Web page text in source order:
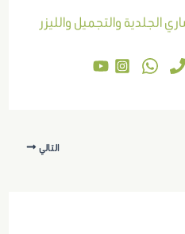
الجلدية والتجميل والليزر
التالي